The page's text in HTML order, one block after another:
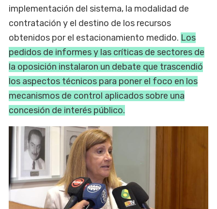
implementación del sistema, la modalidad de
contratación y el destino de los recursos
obtenidos por el estacionamiento medido. Los
pedidos de informes y las críticas de sectores de
la oposición instalaron un debate que trascendió
los aspectos técnicos para poner el foco en los
mecanismos de control aplicados sobre una
concesión de interés público.